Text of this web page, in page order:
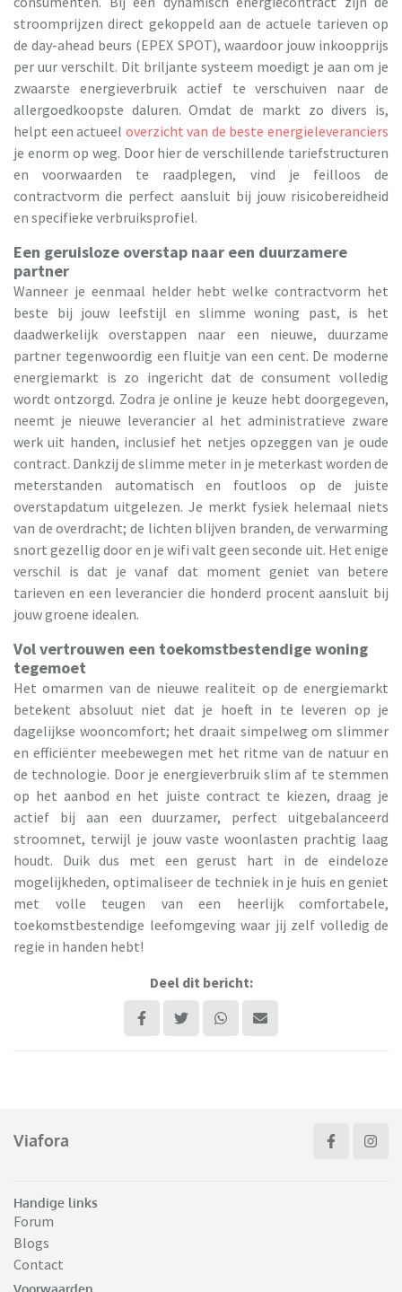
stroomprijzen direct gekoppeld aan de actuele tarieven op
de day-ahead beurs (EPEX SPOT), waardoor jouw inkoopprijs
per uur verschilt. Dit briljante systeem moedigt je aan om je
zwaarste energieverbruik actief te verschuiven naar de
allergoedkoopste daluren. Omdat de markt zo divers is,
helpt een actueel overzicht van de beste energieleveranciers
je enorm op weg. Door hier de verschillende tariefstructuren
en voorwaarden te raadplegen, vind je feilloos de
contractvorm die perfect aansluit bij jouw risicobereidheid
en specifieke verbruiksprofiel.
Een geruisloze overstap naar een duurzamere
partner
Wanneer je eenmaal helder hebt welke contractvorm het
beste bij jouw leefstijl en slimme woning past, is het
daadwerkelijk overstappen naar een nieuwe, duurzame
partner tegenwoordig een fluitje van een cent. De moderne
energiemarkt is zo ingericht dat de consument volledig
wordt ontzorgd. Zodra je online je keuze hebt doorgegeven,
neemt je nieuwe leverancier al het administratieve zware
werk uit handen, inclusief het netjes opzeggen van je oude
contract. Dankzij de slimme meter in je meterkast worden de
meterstanden automatisch en foutloos op de juiste
overstapdatum uitgelezen. Je merkt fysiek helemaal niets
van de overdracht; de lichten blijven branden, de verwarming
snort gezellig door en je wifi valt geen seconde uit. Het enige
verschil is dat je vanaf dat moment geniet van betere
tarieven en een leverancier die honderd procent aansluit bij
jouw groene idealen.
Vol vertrouwen een toekomstbestendige woning
tegemoet
Het omarmen van de nieuwe realiteit op de energiemarkt
betekent absoluut niet dat je hoeft in te leveren op je
dagelijkse wooncomfort; het draait simpelweg om slimmer
en efficiënter meebewegen met het ritme van de natuur en
de technologie. Door je energieverbruik slim af te stemmen
op het aanbod en het juiste contract te kiezen, draag je
actief bij aan een duurzamer, perfect uitgebalanceerd
stroomnet, terwijl je jouw vaste woonlasten prachtig laag
houdt. Duik dus met een gerust hart in de eindeloze
mogelijkheden, optimaliseer de techniek in je huis en geniet
met volle teugen van een heerlijk comfortabele,
toekomstbestendige leefomgeving waar jij zelf volledig de
regie in handen hebt!
Deel dit bericht:
Viafora
Handige links
Forum
Blogs
Contact
Voorwaarden